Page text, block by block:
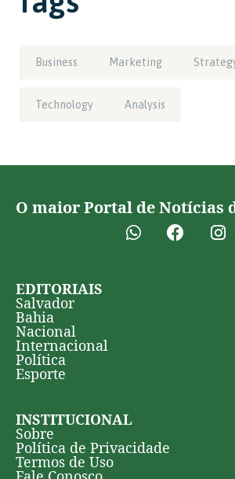
Business Marketing
Technology Analysis
O maior Portal de Notícias
EDITORIAIS
Salvador
Bahia
Nacional
Internacional
Política
Esporte
INSTITUCIONAL
Sobre
Política de Privacidade
Termos de Uso